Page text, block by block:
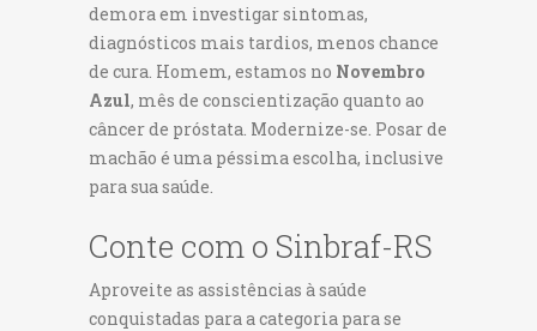
demora em investigar sintomas,
diagnósticos mais tardios, menos chance
de cura. Homem, estamos no Novembro
Azul, mês de conscientização quanto ao
câncer de próstata. Modernize-se. Posar de
machão é uma péssima escolha, inclusive
para sua saúde.
Conte com o Sinbraf-RS
Aproveite as assistências à saúde
conquistadas para a categoria para se